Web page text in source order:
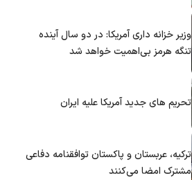
وزیر خزانه داری آمریکا: در دو سال آینده
تنگه هرمز بی‌اهمیت خواهد شد
تحریم های جدید آمریکا علیه ایران
ترکیه، عربستان و پاکستان توافقنامه دفاعی
مشترک امضا می‌کنند